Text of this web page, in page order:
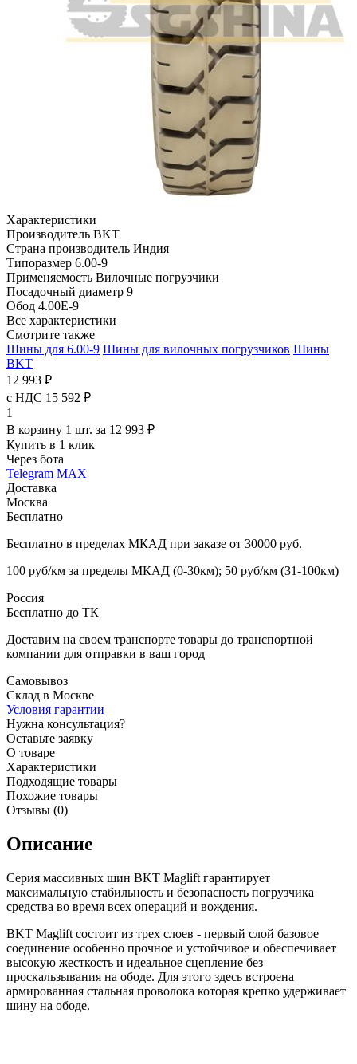
Характеристики
Производитель BKT
Страна производитель Индия
Типоразмер 6.00-9
Применяемость Вилочные погрузчики
Посадочный диаметр 9
Обод 4.00E-9
Все характеристики
Смотрите также
Шины для 6.00-9 Шины для вилочных погрузчиков Шины
BKT
12 993 ₽
с НДС 15 592 ₽
1
В корзину 1 шт. за 12 993 ₽
Купить в 1 клик
Через бота
Telegram MAX
Доставка
Москва
Бесплатно
Бесплатно в пределах МКАД при заказе от 30000 руб.
100 руб/км за пределы МКАД (0-30км); 50 руб/км (31-100км)
Россия
Бесплатно до ТК
Доставим на своем транспорте товары до транспортной
компании для отправки в ваш город
Самовывоз
Склад в Москве
Условия гарантии
Нужна консультация?
Оставьте заявку
О товаре
Характеристики
Подходящие товары
Похожие товары
Отзывы (0)
Описание
Серия массивных шин BKT Maglift гарантирует
максимальную стабильность и безопасность погрузчика
средства во время всех операций и вождения.
BKT Maglift состоит из трех слоев - первый слой базовое
соединение особенно прочное и устойчивое и обеспечивает
высокую жесткость и идеальное сцепление без
проскальзывания на ободе. Для этого здесь встроена
армированная стальная проволока которая крепко удерживает
шину на ободе.